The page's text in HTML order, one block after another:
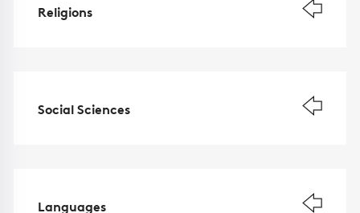
Religions
Social Sciences
Languages